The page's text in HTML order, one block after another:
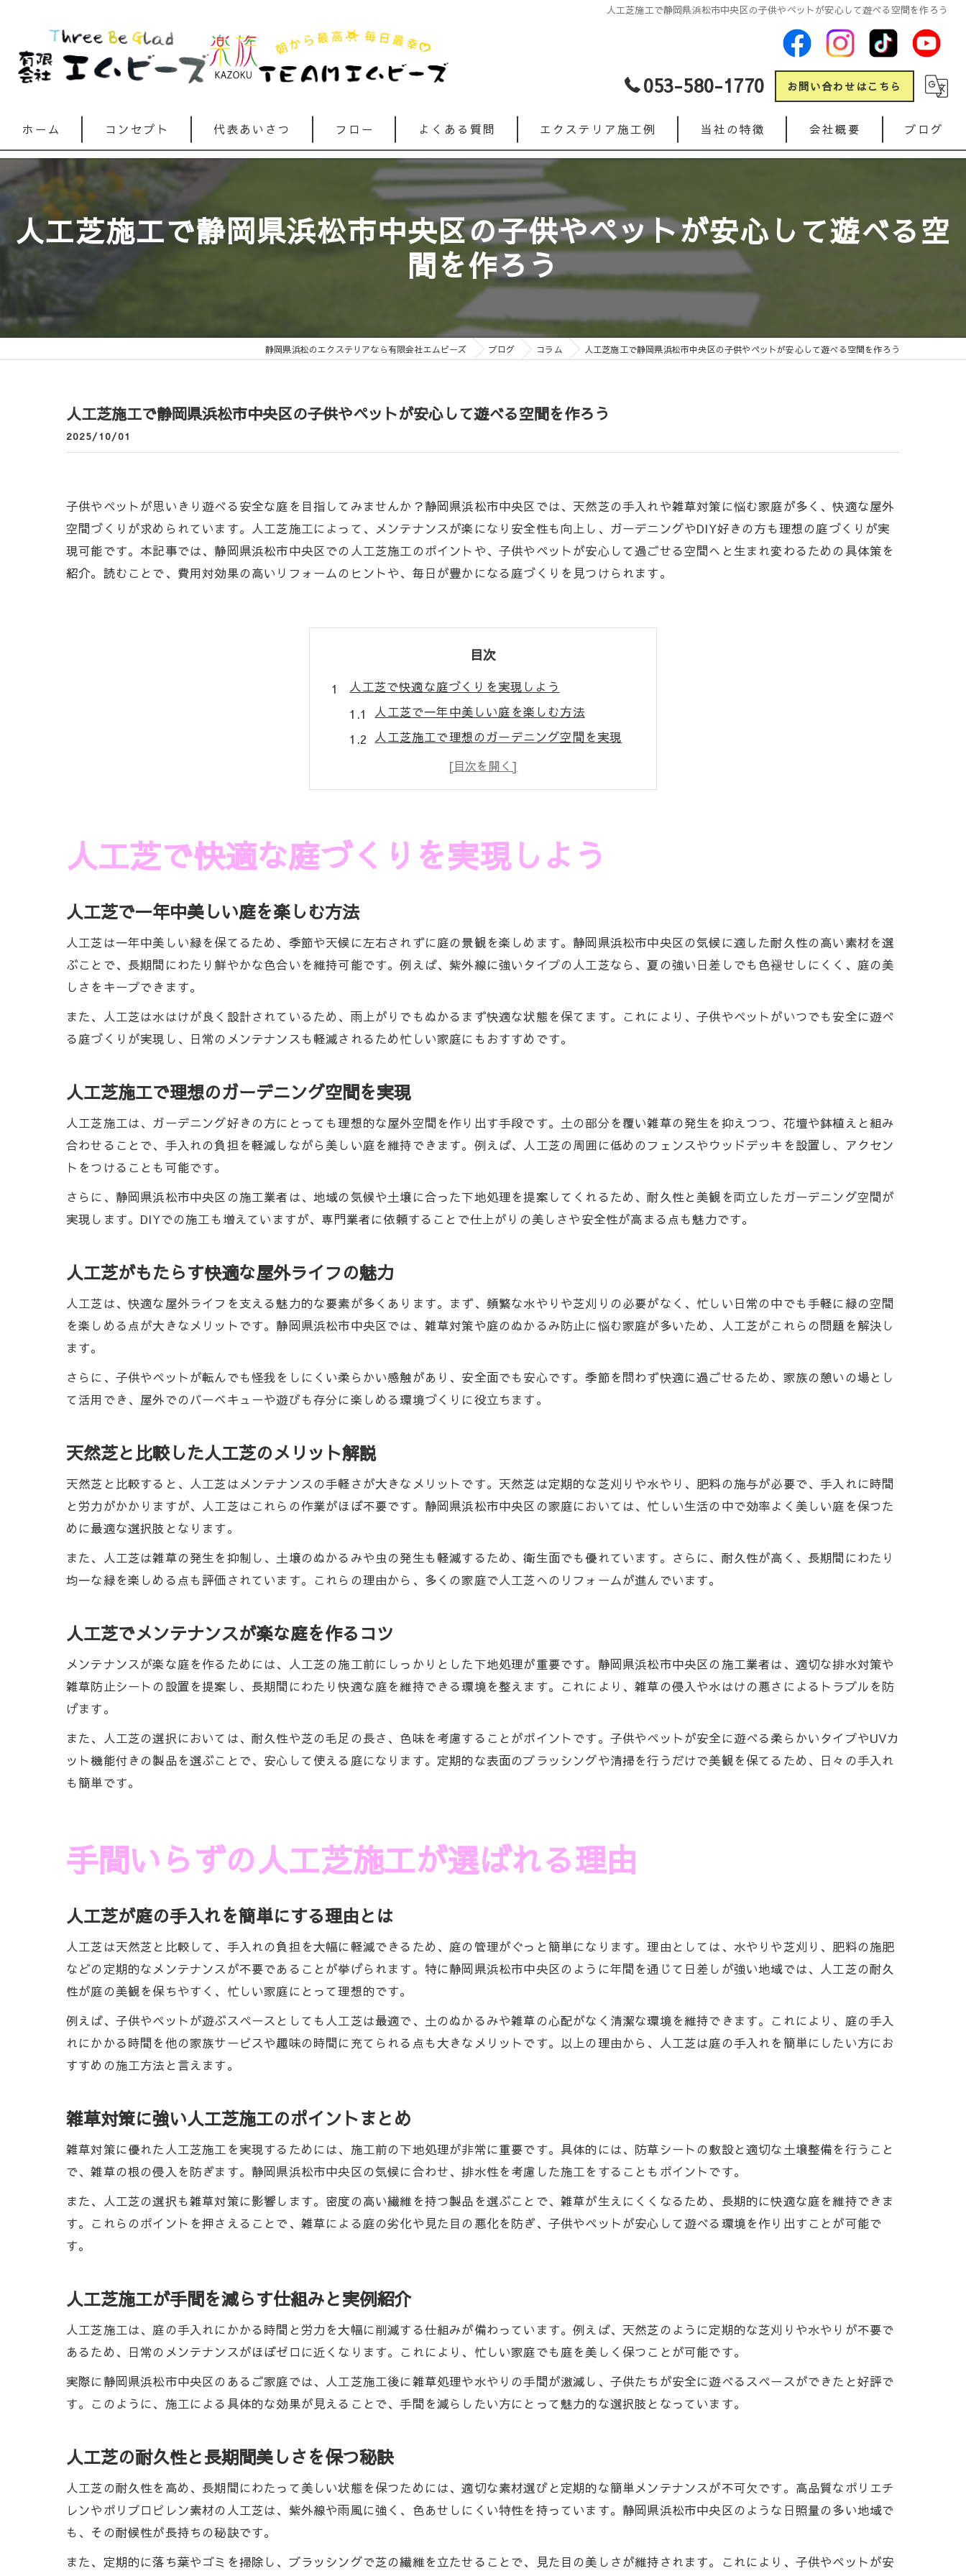
人工芝施工で静岡県浜松市中央区の子供やペットが安心して遊べる空間を作ろう
053-580-1770 お問い合わせはこちら
ホーム コンセプト 代表あいさつ フロー よくある質問 エクステリア施工例 当社の特徴
ガレージ
人工芝
インターロッキング
会社概要 ブログ
人工芝施工で静岡県浜松市中央区の子供やペットが安心して遊べる空
間を作ろう
静岡県浜松のエクステリアなら有限会社エムビーズ ブログ コラム 人工芝施工で静岡県浜松市中央区の子供やペットが安心して遊べる空間を作ろう
人工芝施工で静岡県浜松市中央区の子供やペットが安心して遊べる空間を作ろう
2025/10/01
子供やペットが思いきり遊べる安全な庭を目指してみませんか？静岡県浜松市中央区では、天然芝の手入れや雑草対策に悩む家庭が多く、快適な屋外
空間づくりが求められています。人工芝施工によって、メンテナンスが楽になり安全性も向上し、ガーデニングやDIY好きの方も理想の庭づくりが実
現可能です。本記事では、静岡県浜松市中央区での人工芝施工のポイントや、子供やペットが安心して過ごせる空間へと生まれ変わるための具体策を
紹介。読むことで、費用対効果の高いリフォームのヒントや、毎日が豊かになる庭づくりを見つけられます。
目次
人工芝で快適な庭づくりを実現しよう
人工芝で一年中美しい庭を楽しむ方法
人工芝施工で理想のガーデニング空間を実現
人工芝がもたらす快適な屋外ライフの魅力
天然芝と比較した人工芝のメリット解説
手間いらずの人工芝施工が選ばれる理由
人工芝が庭の手入れを簡単にする理由とは
人工芝の耐久性と長期間美しさを保つ秘訣
忙しい家庭に人工芝施工が最適な理由を解説
人工芝で子供やペットが安全に遊べる庭づくり
転倒防止や衛生面に強い人工芝の素材選び
ペットの汚れも簡単ケアできる人工芝の特長
子供が伸び伸び遊べる人工芝の環境設計法
静岡県浜松市中央区で支持される人工芝の魅力
静岡県浜松市中央区の庭に人工芝が合う理由
人工芝施工で地域の家庭が得たメリットとは
人工芝施工実績が豊富な業者選びのコツ
忙しい方に人工芝が選ばれるメンテナンス性
浜松フットサルにも人気な人工芝の活用法
人工芝がフットサルコートで支持される理由
浜松フットサルで活躍する人工芝の性能とは
小学生にも最適な人工芝フィールドの特長
スポーツにも強い人工芝の耐久性と安全性
人工芝で快適な庭づくりを実現しよう
人工芝で一年中美しい庭を楽しむ方法
人工芝は一年中美しい緑を保てるため、季節や天候に左右されずに庭の景観を楽しめます。静岡県浜松市中央区の気候に適した耐久性の高い素材を選
ぶことで、長期間にわたり鮮やかな色合いを維持可能です。例えば、紫外線に強いタイプの人工芝なら、夏の強い日差しでも色褪せしにくく、庭の美
しさをキープできます。
また、人工芝は水はけが良く設計されているため、雨上がりでもぬかるまず快適な状態を保てます。これにより、子供やペットがいつでも安全に遊べ
る庭づくりが実現し、日常のメンテナンスも軽減されるため忙しい家庭にもおすすめです。
人工芝施工で理想のガーデニング空間を実現
人工芝施工は、ガーデニング好きの方にとっても理想的な屋外空間を作り出す手段です。土の部分を覆い雑草の発生を抑えつつ、花壇や鉢植えと組み
合わせることで、手入れの負担を軽減しながら美しい庭を維持できます。例えば、人工芝の周囲に低めのフェンスやウッドデッキを設置し、アクセン
トをつけることも可能です。
さらに、静岡県浜松市中央区の施工業者は、地域の気候や土壌に合った下地処理を提案してくれるため、耐久性と美観を両立したガーデニング空間が
実現します。DIYでの施工も増えていますが、専門業者に依頼することで仕上がりの美しさや安全性が高まる点も魅力です。
人工芝がもたらす快適な屋外ライフの魅力
人工芝は、快適な屋外ライフを支える魅力的な要素が多くあります。まず、頻繁な水やりや芝刈りの必要がなく、忙しい日常の中でも手軽に緑の空間
を楽しめる点が大きなメリットです。静岡県浜松市中央区では、雑草対策や庭のぬかるみ防止に悩む家庭が多いため、人工芝がこれらの問題を解決し
ます。
さらに、子供やペットが転んでも怪我をしにくい柔らかい感触があり、安全面でも安心です。季節を問わず快適に過ごせるため、家族の憩いの場とし
て活用でき、屋外でのバーベキューや遊びも存分に楽しめる環境づくりに役立ちます。
天然芝と比較した人工芝のメリット解説
天然芝と比較すると、人工芝はメンテナンスの手軽さが大きなメリットです。天然芝は定期的な芝刈りや水やり、肥料の施与が必要で、手入れに時間
と労力がかかりますが、人工芝はこれらの作業がほぼ不要です。静岡県浜松市中央区の家庭においては、忙しい生活の中で効率よく美しい庭を保つた
めに最適な選択肢となります。
また、人工芝は雑草の発生を抑制し、土壌のぬかるみや虫の発生も軽減するため、衛生面でも優れています。さらに、耐久性が高く、長期間にわたり
均一な緑を楽しめる点も評価されています。これらの理由から、多くの家庭で人工芝へのリフォームが進んでいます。
人工芝でメンテナンスが楽な庭を作るコツ
メンテナンスが楽な庭を作るためには、人工芝の施工前にしっかりとした下地処理が重要です。静岡県浜松市中央区の施工業者は、適切な排水対策や
雑草防止シートの設置を提案し、長期間にわたり快適な庭を維持できる環境を整えます。これにより、雑草の侵入や水はけの悪さによるトラブルを防
げます。
また、人工芝の選択においては、耐久性や芝の毛足の長さ、色味を考慮することがポイントです。子供やペットが安全に遊べる柔らかいタイプやUVカ
ット機能付きの製品を選ぶことで、安心して使える庭になります。定期的な表面のブラッシングや清掃を行うだけで美観を保てるため、日々の手入れ
も簡単です。
手間いらずの人工芝施工が選ばれる理由
人工芝が庭の手入れを簡単にする理由とは
人工芝は天然芝と比較して、手入れの負担を大幅に軽減できるため、庭の管理がぐっと簡単になります。理由としては、水やりや芝刈り、肥料の施肥
などの定期的なメンテナンスが不要であることが挙げられます。特に静岡県浜松市中央区のように年間を通じて日差しが強い地域では、人工芝の耐久
性が庭の美観を保ちやすく、忙しい家庭にとって理想的です。
例えば、子供やペットが遊ぶスペースとしても人工芝は最適で、土のぬかるみや雑草の心配がなく清潔な環境を維持できます。これにより、庭の手入
れにかかる時間を他の家族サービスや趣味の時間に充てられる点も大きなメリットです。以上の理由から、人工芝は庭の手入れを簡単にしたい方にお
すすめの施工方法と言えます。
雑草対策に強い人工芝施工のポイントまとめ
雑草対策に優れた人工芝施工を実現するためには、施工前の下地処理が非常に重要です。具体的には、防草シートの敷設と適切な土壌整備を行うこと
で、雑草の根の侵入を防ぎます。静岡県浜松市中央区の気候に合わせ、排水性を考慮した施工をすることもポイントです。
また、人工芝の選択も雑草対策に影響します。密度の高い繊維を持つ製品を選ぶことで、雑草が生えにくくなるため、長期的に快適な庭を維持できま
す。これらのポイントを押さえることで、雑草による庭の劣化や見た目の悪化を防ぎ、子供やペットが安心して遊べる環境を作り出すことが可能で
す。
人工芝施工が手間を減らす仕組みと実例紹介
人工芝施工は、庭の手入れにかかる時間と労力を大幅に削減する仕組みが備わっています。例えば、天然芝のように定期的な芝刈りや水やりが不要で
あるため、日常のメンテナンスがほぼゼロに近くなります。これにより、忙しい家庭でも庭を美しく保つことが可能です。
実際に静岡県浜松市中央区のあるご家庭では、人工芝施工後に雑草処理や水やりの手間が激減し、子供たちが安全に遊べるスペースができたと好評で
す。このように、施工による具体的な効果が見えることで、手間を減らしたい方にとって魅力的な選択肢となっています。
人工芝の耐久性と長期間美しさを保つ秘訣
人工芝の耐久性を高め、長期間にわたって美しい状態を保つためには、適切な素材選びと定期的な簡単メンテナンスが不可欠です。高品質なポリエチ
レンやポリプロピレン素材の人工芝は、紫外線や雨風に強く、色あせしにくい特性を持っています。静岡県浜松市中央区のような日照量の多い地域で
も、その耐候性が長持ちの秘訣です。
また、定期的に落ち葉やゴミを掃除し、ブラッシングで芝の繊維を立たせることで、見た目の美しさが維持されます。これにより、子供やペットが安